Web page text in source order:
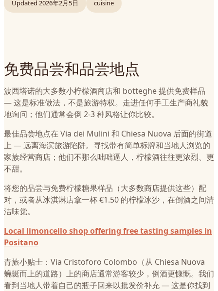
Updated 2026年2月5日 cuisine
免费品尝和品尝地点
波西塔诺的大多数小柠檬酒商店和 botteghe 提供免费样品
— 这是标准做法，不是旅游特权。走进任何手工生产商礼貌
地询问；他们通常会倒 2-3 种风格让你比较。
最佳品尝地点在 Via dei Mulini 和 Chiesa Nuova 后面的街道
上 — 远离海滨旅游陷阱。寻找带有简单标牌和当地人浏览的
家族经营商店；他们不那么咄咄逼人，柠檬酒往往更浓烈、更
不甜。
将您的品尝与免费柠檬糖果样品（大多数商店提供这些）配
对，或者从冰淇淋店拿一杯 €1.50 的柠檬冰沙，在倒酒之间清
洁味觉。
Local limoncello shop offering free tasting samples in
Positano
青旅小贴士：Via Cristoforo Colombo（从 Chiesa Nuova
蜿蜒而上的道路）上的商店通常游客较少，倒酒更慷慨。我们
看到当地人带着自己的瓶子回来以批发价补充 — 这是你找到